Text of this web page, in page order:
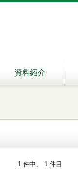
資料紹介
1 件中、 1 件目